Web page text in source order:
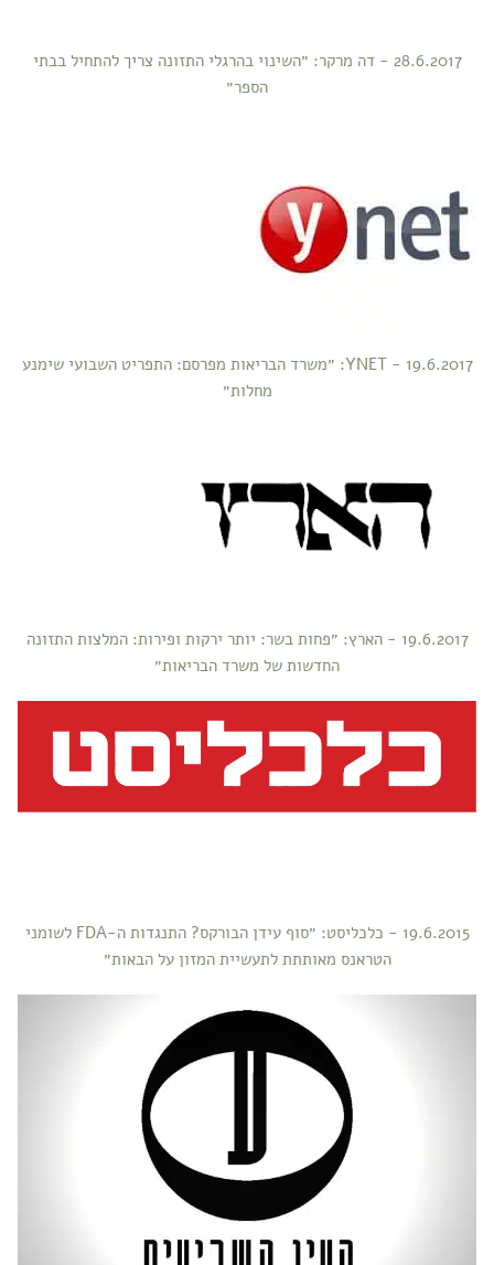
28.6.2017 - דה מרקר: ״השינוי בהרגלי התזונה צריך להתחיל בבתי
הספר״
19.6.2017 - YNET: ״משרד הבריאות מפרסם: התפריט השבועי שימנע
מחלות״
19.6.2017 - הארץ: ״פחות בשר: יותר ירקות ופירות: המלצות התזונה
החדשות של משרד הבריאות״
19.6.2015 - כלכליסט: ״סוף עידן הבורקס? התנגדות ה-FDA לשומני
הטראנס מאותתת לתעשיית המזון על הבאות״